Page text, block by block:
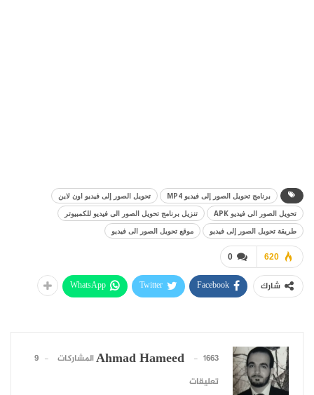
برنامج تحويل الصور إلى فيديو MP4
تحويل الصور إلى فيديو اون لاين
تحويل الصور الى فيديو APK
تنزيل برنامج تحويل الصور الى فيديو للكمبيوتر
طريقة تحويل الصور إلى فيديو
موقع تحويل الصور الى فيديو
0 620
شارك Facebook
Twitter
WhatsApp
Ahmad Hameed 1663 المشاركات
9
تعليقات